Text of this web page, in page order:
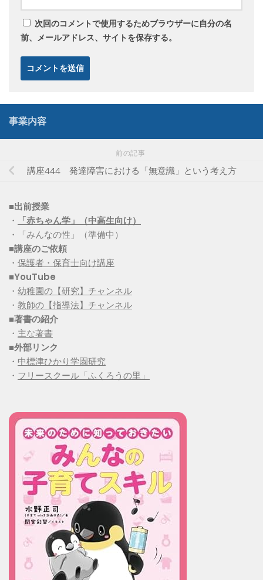
次回のコメントで使用するためブラウザーに自分の名
前、メールアドレス、サイトを保存する。
事業内容
前の記事
講座444 発達障害における「無意識」という考え方
■出前授業
・
「赤ちゃん学」（中高生向け）
・「みんなの性」（準備中）
■講座のご依頼
・ 保護者・保育士向け講座
■YouTube
・ 幼稚園の【研究】チャンネル
・ 教師の【指導法】チャンネル
■著書の紹介
・ 主な著書
■外部リンク
・ 中標津ひかり学園研究
・ フリースクール「ふくろうの里」